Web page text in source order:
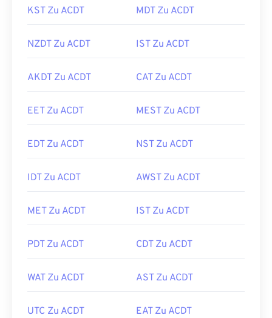
KST Zu ACDT MDT Zu ACDT
NZDT Zu ACDT IST Zu ACDT
AKDT Zu ACDT CAT Zu ACDT
EET Zu ACDT MEST Zu ACDT
EDT Zu ACDT NST Zu ACDT
IDT Zu ACDT AWST Zu ACDT
MET Zu ACDT IST Zu ACDT
PDT Zu ACDT CDT Zu ACDT
WAT Zu ACDT AST Zu ACDT
UTC Zu ACDT EAT Zu ACDT